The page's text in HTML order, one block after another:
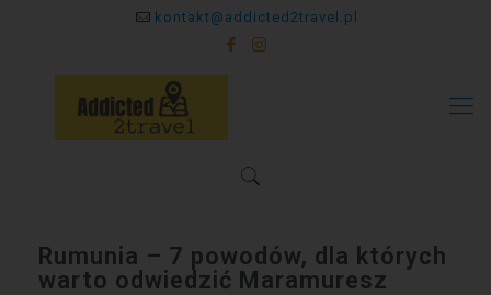
kontakt@addicted2travel.pl
Rumunia – 7 powodów, dla których
warto odwiedzić Maramuresz